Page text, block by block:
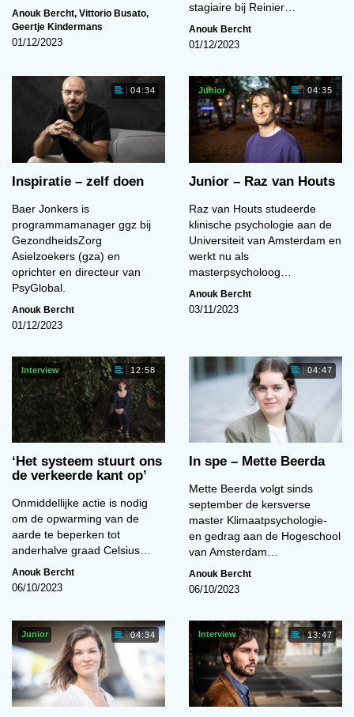
Anouk Bercht, Vittorio Busato,
Geertje Kindermans
01/12/2023
stagiaire bij Reinier…
Anouk Bercht
01/12/2023
04:34
Inspiratie – zelf doen
Baer Jonkers is
programmamanager ggz bij
GezondheidsZorg
Asielzoekers (gza) en
oprichter en directeur van
PsyGlobal.
Anouk Bercht
01/12/2023
Junior 04:35
Junior – Raz van Houts
Raz van Houts studeerde
klinische psychologie aan de
Universiteit van Amsterdam en
werkt nu als
masterpsycholoog…
Anouk Bercht
03/11/2023
Interview 12:58
‘Het systeem stuurt ons
de verkeerde kant op’
Onmiddellijke actie is nodig
om de opwarming van de
aarde te beperken tot
anderhalve graad Celsius…
Anouk Bercht
06/10/2023
04:47
In spe – Mette Beerda
Mette Beerda volgt sinds
september de kersverse
master Klimaatpsychologie-
en gedrag aan de Hogeschool
van Amsterdam…
Anouk Bercht
06/10/2023
Junior 04:34 Interview 13:47